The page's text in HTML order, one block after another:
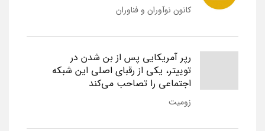
کانون نوآوران و فناوران
رپر آمریکایی پس از بن شدن در
توییتر، یکی از رقبای اصلی این شبکه
اجتماعی را تصاحب می‌کند
زومیت